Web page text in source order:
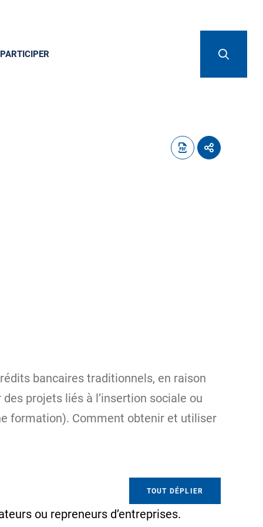
PARTICIPER
bancaires traditionnels, en raison
projets liés à l’insertion sociale ou
formation). Comment obtenir et utiliser
TOUT DÉPLIER
ou repreneurs d’entreprises.